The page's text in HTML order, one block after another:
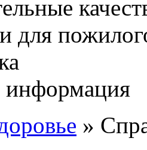
информация
»